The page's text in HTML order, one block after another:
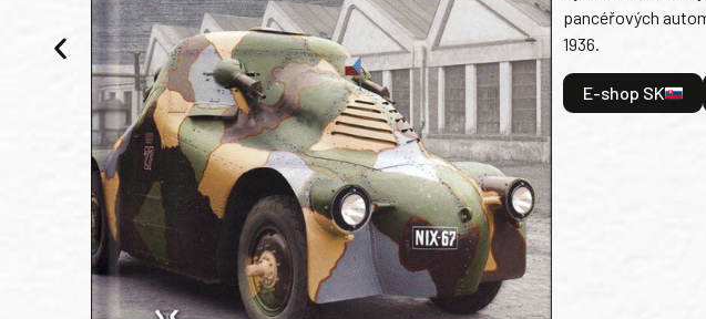
pancéřových
1936.
E-shop SK